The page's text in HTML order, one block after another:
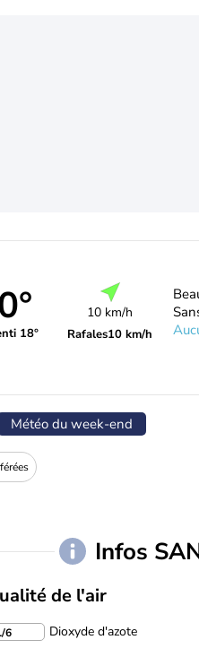
18°
10 km/h
Rafales10 km/h
Météo du week-end
Infos
de l'air
/6 Dioxyde d'azote